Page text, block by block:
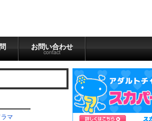
お問い合わせ
contact
マ